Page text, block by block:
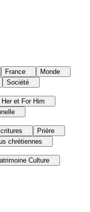
France
Monde
Société
Her et For Him
Prière
chrétiennes
Culture